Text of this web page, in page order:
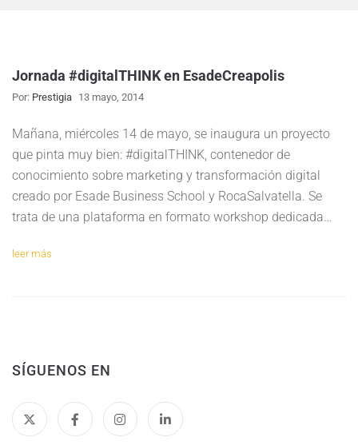
Jornada #digitalTHINK en EsadeCreapolis
Por: Prestigia 13 mayo, 2014
Mañana, miércoles 14 de mayo, se inaugura un proyecto
que pinta muy bien: #digitalTHINK, contenedor de
conocimiento sobre marketing y transformación digital
creado por Esade Business School y RocaSalvatella. Se
trata de una plataforma en formato workshop dedicada…
leer más
SÍGUENOS EN